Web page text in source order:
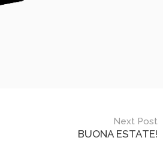
Next Post
BUONA ESTATE!